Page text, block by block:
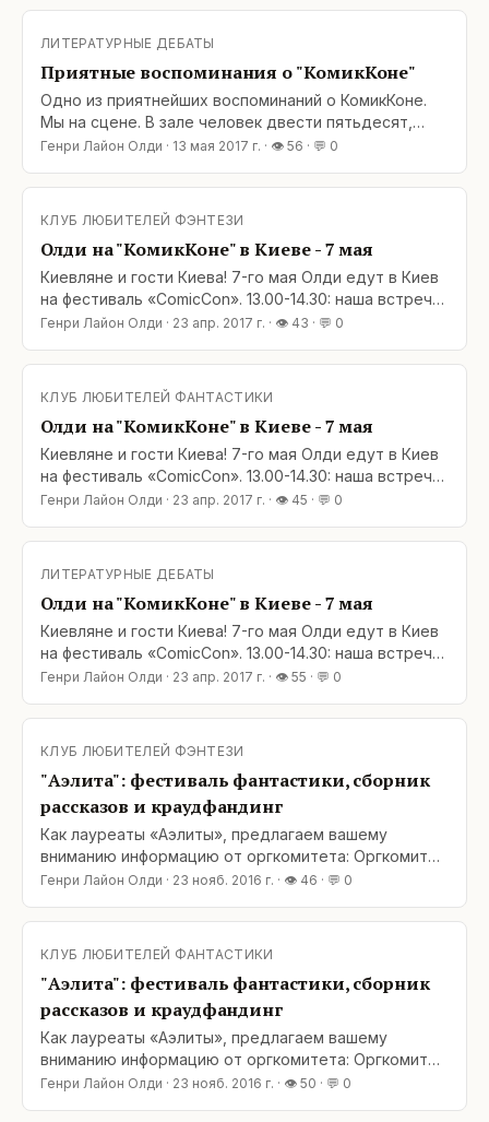
пройдет с 28 по 30 июля 2017 г. в КВЦ
Петербургское шоссе, 64, корпус 1. Более
подробная информация о фестивале «Старкон», его
программе
ЛИТЕРАТУРНЫЕ ДЕБАТЫ
Приятные воспоминания о "КомикКоне"
Одно из приятнейших воспоминаний о КомикКоне.
Мы на сцене. В зале человек двести пятьдесят,
может, больше. От сцены до первого ряда –
сложновато. Ничего, справляемся. Кто-то задает
профессиональный вопрос: сюжет, конфликт. Мы
разливаемся соловьями — и вдруг вспоминаем, что
это не семинар для
Генри Лайон Олди · 13 мая 2017 г. · 👁 56 · 💬 0
КЛУБ ЛЮБИТЕЛЕЙ ФЭНТЕЗИ
Олди на "КомикКоне" в Киеве - 7 мая
Киевляне и гости Киева! 7-го мая Олди едут в Киев
на фестиваль «ComicCon». 13.00-14.30: наша встреча
с читателями в Главном зале Украинского дома (ул.
http://comiccon.kiev.ua/literature/ Будем рады всех
Генри Лайон Олди · 23 апр. 2017 г. · 👁 43 · 💬 0
КЛУБ ЛЮБИТЕЛЕЙ ФАНТАСТИКИ
Олди на "КомикКоне" в Киеве - 7 мая
Киевляне и гости Киева! 7-го мая Олди едут в Киев
на фестиваль «ComicCon». 13.00-14.30: наша встреча
с читателями в Главном зале Украинского дома (ул.
http://comiccon.kiev.ua/literature/ Будем рады всех
Генри Лайон Олди · 23 апр. 2017 г. · 👁 45 · 💬 0
ЛИТЕРАТУРНЫЕ ДЕБАТЫ
Олди на "КомикКоне" в Киеве - 7 мая
Киевляне и гости Киева! 7-го мая Олди едут в Киев
на фестиваль «ComicCon». 13.00-14.30: наша встреча
с читателями в Главном зале Украинского дома (ул.
http://comiccon.kiev.ua/literature/ Будем рады всех
Генри Лайон Олди · 23 апр. 2017 г. · 👁 55 · 💬 0
КЛУБ ЛЮБИТЕЛЕЙ ФЭНТЕЗИ
"Аэлита": фестиваль фантастики, сборник
рассказов и краудфандинг
Как лауреаты «Аэлиты», предлагаем вашему
вниманию информацию от оргкомитета: Оргкомитет
Фестиваля фантастики «Аэлита» просит у всех
информации! Продолжается народный сбор
средств на издание и предзаказ очередного
ежегодного сборника фантастических работ
«Аэлита/013». Кроме
Генри Лайон Олди · 23 нояб. 2016 г. · 👁 46 · 💬 0
КЛУБ ЛЮБИТЕЛЕЙ ФАНТАСТИКИ
"Аэлита": фестиваль фантастики, сборник
рассказов и краудфандинг
Как лауреаты «Аэлиты», предлагаем вашему
вниманию информацию от оргкомитета: Оргкомитет
Фестиваля фантастики «Аэлита» просит у всех
Генри Лайон Олди · 23 нояб. 2016 г. · 👁 50 · 💬 0